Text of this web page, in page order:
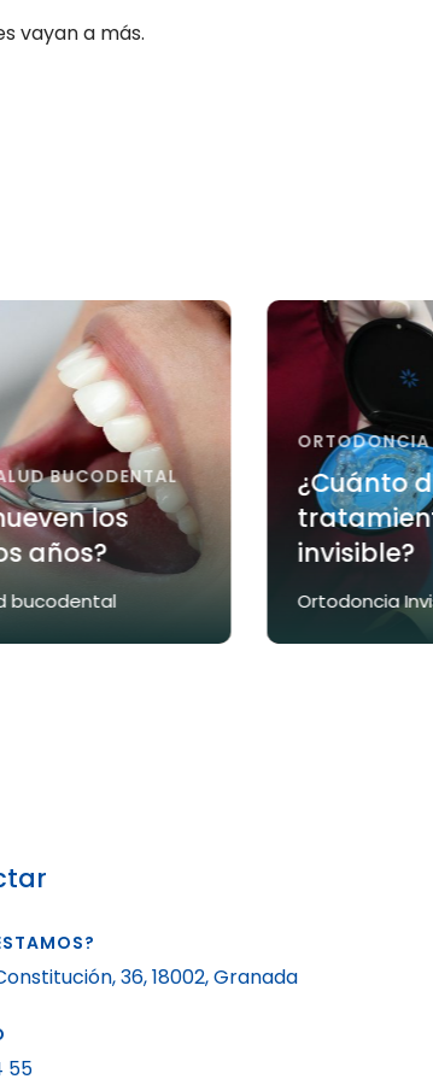
vayan a más.
BUCODENTAL
los
años?
bucodental
ORTODONCIA
¿Cuánto
invisible?
Ortodoncia
36, 18002, Granada
55